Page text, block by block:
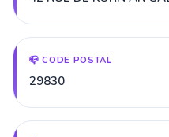
📪 CODE POSTAL
29830